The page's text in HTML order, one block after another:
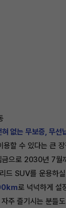
없는 무보증, 무선
할 수 있다는 큰
으로 2030년 7월
드 SUV를 운용하
로 넉넉하게 설
주 즐기시는 분들